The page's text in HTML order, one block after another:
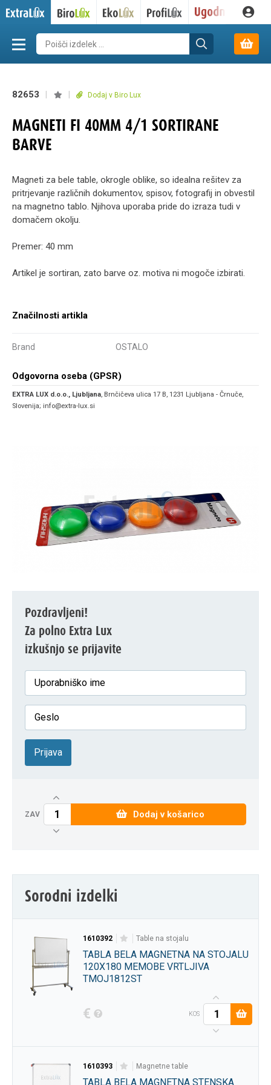
82653 Dodaj v Biro Lux
MAGNETI FI 40MM 4/1 SORTIRANE
BARVE
Magneti za bele table, okrogle oblike, so idealna rešitev za
pritrjevanje različnih dokumentov, spisov, fotografij in obvestil
na magnetno tablo. Njihova uporaba pride do izraza tudi v
domačem okolju.
Premer: 40 mm
Artikel je sortiran, zato barve oz. motiva ni mogoče izbirati.
Značilnosti artikla
Brand OSTALO
Odgovorna oseba (GPSR)
EXTRA LUX d.o.o., Ljubljana, Brnčičeva ulica 17 B, 1231 Ljubljana - Črnuče,
Slovenija; info@extra-lux.si
Pozdravljeni!
Za polno Extra Lux
izkušnjo se prijavite
Prijava
ZAV Dodaj v košarico
Sorodni izdelki
1610392 table na stojalu
TABLA BELA MAGNETNA NA STOJALU
120X180 MEMOBE VRTLJIVA
TMOJ1812ST
€ KOS
1610393 magnetne table
TABLA BELA MAGNETNA STENSKA